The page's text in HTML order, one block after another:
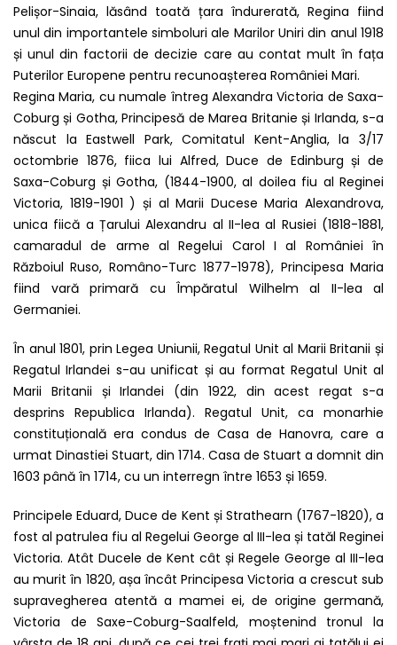
Pelișor-Sinaia, lăsând toată țara îndurerată, Regina fiind
unul din importantele simboluri ale Marilor Uniri din anul 1918
și unul din factorii de decizie care au contat mult în fața
Puterilor Europene pentru recunoașterea României Mari.
Regina Maria, cu numale întreg Alexandra Victoria de Saxa-
Coburg și Gotha, Principesă de Marea Britanie și Irlanda, s-a
născut la Eastwell Park, Comitatul Kent-Anglia, la 3/17
octombrie 1876, fiica lui Alfred, Duce de Edinburg și de
Saxa-Coburg și Gotha, (1844-1900, al doilea fiu al Reginei
Victoria, 1819-1901 ) și al Marii Ducese Maria Alexandrova,
unica fiică a Țarului Alexandru al II-lea al Rusiei (1818-1881,
camaradul de arme al Regelui Carol I al României în
Războiul Ruso, Româno-Turc 1877-1978), Principesa Maria
fiind vară primară cu Împăratul Wilhelm al II-lea al
Germaniei.
În anul 1801, prin Legea Uniunii, Regatul Unit al Marii Britanii și
Regatul Irlandei s-au unificat și au format Regatul Unit al
Marii Britanii și Irlandei (din 1922, din acest regat s-a
desprins Republica Irlanda). Regatul Unit, ca monarhie
constituțională era condus de Casa de Hanovra, care a
urmat Dinastiei Stuart, din 1714. Casa de Stuart a domnit din
1603 până în 1714, cu un interregn între 1653 și 1659.
Principele Eduard, Duce de Kent și Strathearn (1767-1820), a
fost al patrulea fiu al Regelui George al III-lea și tatăl Reginei
Victoria. Atât Ducele de Kent cât și Regele George al III-lea
au murit în 1820, așa încât Principesa Victoria a crescut sub
supravegherea atentă a mamei ei, de origine germană,
Victoria de Saxe-Coburg-Saalfeld, moștenind tronul la